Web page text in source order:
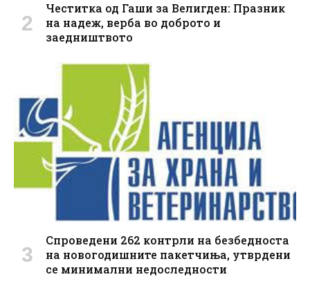
Честитка од Гаши за Велигден: Празник
на надеж, верба во доброто и
заедништвото
Спроведени 262 контрли на безбедноста
на новогодишните пакетчиња, утврдени
се минимални недоследности